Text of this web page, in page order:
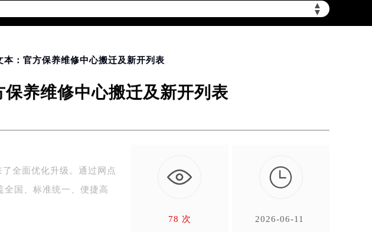
▲
▼
、台湾全部区域（非大陆需加拨“+86”）
）
室（需提前预约）
：官方保养维修中心搬迁及新开列表
养维修中心搬迁及新开列表
全面优化升级。通过网点
全国、标准统一、便捷高
78 次

2026-06-11